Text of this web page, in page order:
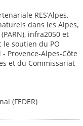
RES’Alpes,
dans les Alpes,
infra2050 et
le soutien du PO
- Provence-Alpes-Côte
et du Commissariat
(FEDER)